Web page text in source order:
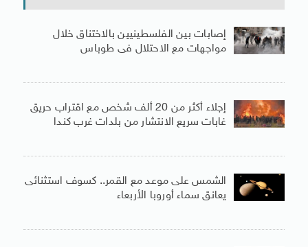
إصابات بين الفلسطينيين بالاختناق خلال
مواجهات مع الاحتلال فى طوباس
إجلاء أكثر من 20 ألف شخص مع اقتراب حريق
غابات سريع الانتشار من بلدات غرب كندا
الشمس على موعد مع القمر.. كسوف استثنائى
يعانق سماء أوروبا الأربعاء